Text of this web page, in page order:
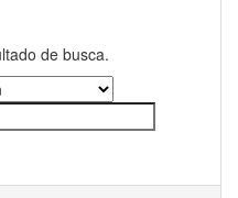
de busca.